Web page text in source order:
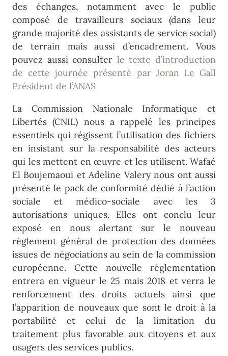
des échanges, notamment avec le public
composé de travailleurs sociaux (dans leur
grande majorité des assistants de service social)
de terrain mais aussi d’encadrement. Vous
pouvez aussi consulter le texte d’introduction
de cette journée présenté par Joran Le Gall
Président de l’ANAS
La Commission Nationale Informatique et
Libertés (CNIL) nous a rappelé les principes
essentiels qui régissent l’utilisation des fichiers
en insistant sur la responsabilité des acteurs
qui les mettent en œuvre et les utilisent. Wafaé
El Boujemaoui et Adeline Valery nous ont aussi
présenté le pack de conformité dédié à l’action
sociale et médico-sociale avec les 3
autorisations uniques. Elles ont conclu leur
exposé en nous alertant sur le nouveau
règlement général de protection des données
issues de négociations au sein de la commission
européenne. Cette nouvelle réglementation
entrera en vigueur le 25 mais 2018 et verra le
renforcement des droits actuels ainsi que
l’apparition de nouveaux que sont le droit à la
portabilité et celui de la limitation du
traitement plus favorable aux citoyens et aux
usagers des services publics.